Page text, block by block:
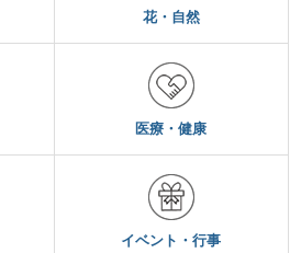
花・自然
医療・健康
イベント・行事